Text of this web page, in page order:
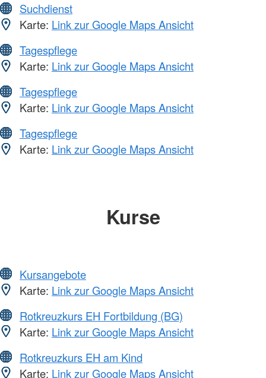
Suchdienst
Karte: Link zur Google Maps Ansicht
Tagespflege
Karte: Link zur Google Maps Ansicht
Tagespflege
Karte: Link zur Google Maps Ansicht
Tagespflege
Karte: Link zur Google Maps Ansicht
Kurse
Kursangebote
Karte: Link zur Google Maps Ansicht
Rotkreuzkurs EH Fortbildung (BG)
Karte: Link zur Google Maps Ansicht
Rotkreuzkurs EH am Kind
Karte: Link zur Google Maps Ansicht